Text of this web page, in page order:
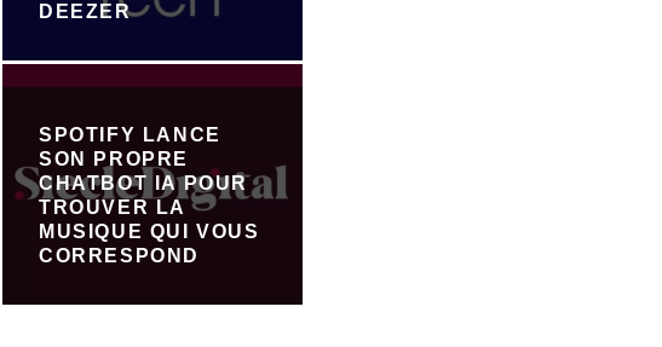
DEEZER
SPOTIFY LANCE
SON PROPRE
CHATBOT IA POUR
TROUVER LA
MUSIQUE QUI VOUS
CORRESPOND